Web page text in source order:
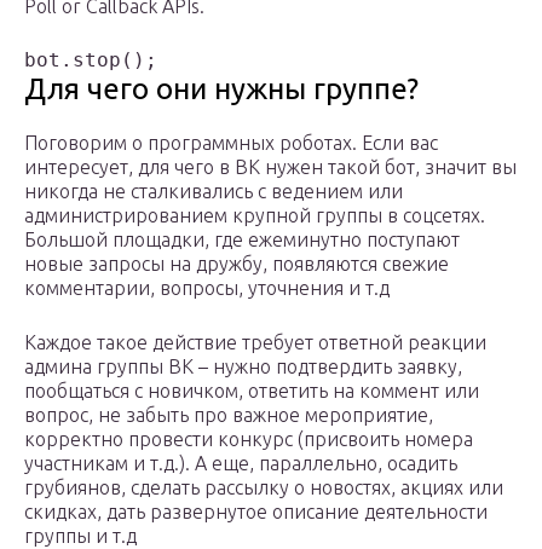
Poll or Callback APIs.
bot.stop();
Для чего они нужны группе?
Поговорим о программных роботах. Если вас
интересует, для чего в ВК нужен такой бот, значит вы
никогда не сталкивались с ведением или
администрированием крупной группы в соцсетях.
Большой площадки, где ежеминутно поступают
новые запросы на дружбу, появляются свежие
комментарии, вопросы, уточнения и т.д
Каждое такое действие требует ответной реакции
админа группы ВК – нужно подтвердить заявку,
пообщаться с новичком, ответить на коммент или
вопрос, не забыть про важное мероприятие,
корректно провести конкурс (присвоить номера
участникам и т.д.). А еще, параллельно, осадить
грубиянов, сделать рассылку о новостях, акциях или
скидках, дать развернутое описание деятельности
группы и т.д